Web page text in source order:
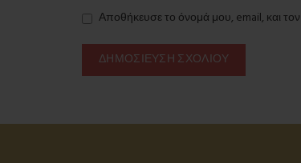
Αποθήκευσε το όνομά μου, email, και